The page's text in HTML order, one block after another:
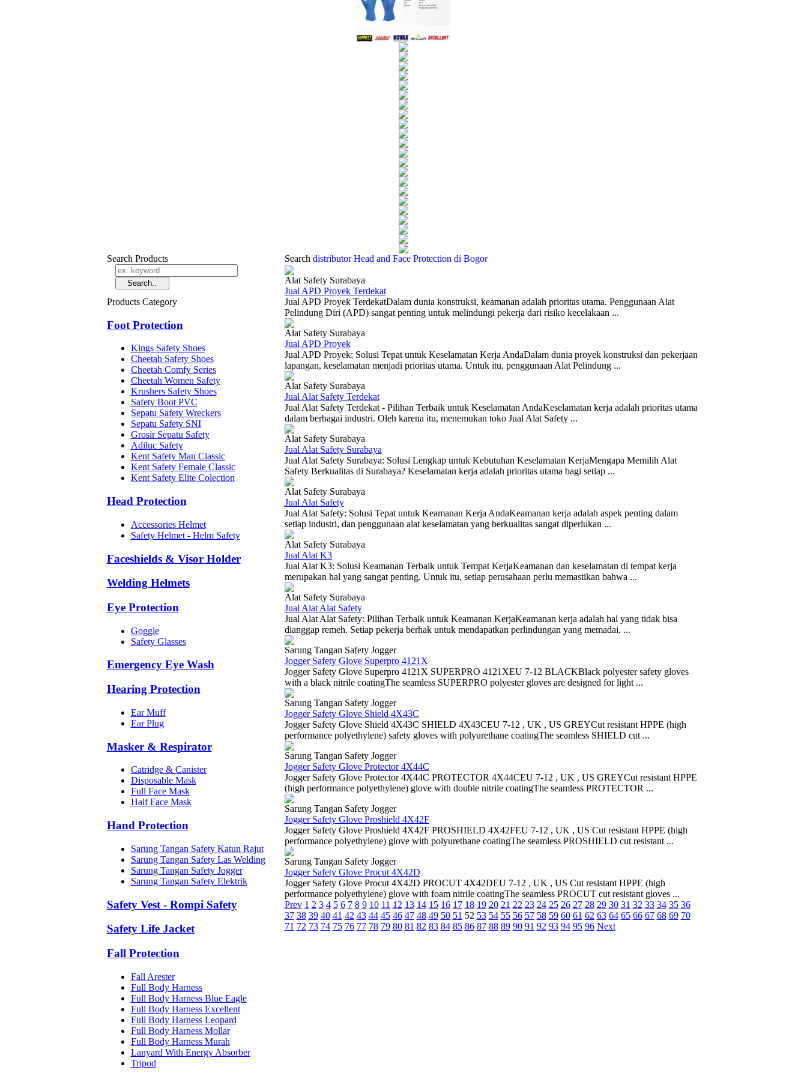
Search Products
Products Category
Foot Protection
Kings Safety Shoes
Cheetah Safety Shoes
Cheetah Comfy Series
Cheetah Women Safety
Krushers Safety Shoes
Safety Boot PVC
Sepatu Safety Wreckers
Sepatu Safety SNI
Grosir Sepatu Safety
Adiluc Safety
Kent Safety Man Classic
Kent Safety Female Classic
Kent Safety Elite Colection
Head Protection
Accessories Helmet
Safety Helmet - Helm Safety
Faceshields & Visor Holder
Welding Helmets
Eye Protection
Goggle
Safety Glasses
Emergency Eye Wash
Hearing Protection
Ear Muff
Ear Plug
Masker & Respirator
Catridge & Canister
Disposable Mask
Full Face Mask
Half Face Mask
Hand Protection
Sarung Tangan Safety Katun Rajut
Sarung Tangan Safety Las Welding
Sarung Tangan Safety Jogger
Sarung Tangan Safety Elektrik
Safety Vest - Rompi Safety
Safety Life Jacket
Fall Protection
Fall Arester
Full Body Harness
Full Body Harness Blue Eagle
Full Body Harness Excellent
Full Body Harness Leopard
Full Body Harness Mollar
Full Body Harness Murah
Lanyard With Energy Absorber
Tripod
Search distributor Head and Face Protection di Bogor
Alat Safety Surabaya
Jual APD Proyek Terdekat
Jual APD Proyek TerdekatDalam dunia konstruksi, keamanan adalah prioritas utama. Penggunaan Alat
Pelindung Diri (APD) sangat penting untuk melindungi pekerja dari risiko kecelakaan ...
Alat Safety Surabaya
Jual APD Proyek
Jual APD Proyek: Solusi Tepat untuk Keselamatan Kerja AndaDalam dunia proyek konstruksi dan pekerjaan
lapangan, keselamatan menjadi prioritas utama. Untuk itu, penggunaan Alat Pelindung ...
Alat Safety Surabaya
Jual Alat Safety Terdekat
Jual Alat Safety Terdekat - Pilihan Terbaik untuk Keselamatan AndaKeselamatan kerja adalah prioritas utama
dalam berbagai industri. Oleh karena itu, menemukan toko Jual Alat Safety ...
Alat Safety Surabaya
Jual Alat Safety Surabaya
Jual Alat Safety Surabaya: Solusi Lengkap untuk Kebutuhan Keselamatan KerjaMengapa Memilih Alat
Safety Berkualitas di Surabaya? Keselamatan kerja adalah prioritas utama bagi setiap ...
Alat Safety Surabaya
Jual Alat Safety
Jual Alat Safety: Solusi Tepat untuk Keamanan Kerja AndaKeamanan kerja adalah aspek penting dalam
setiap industri, dan penggunaan alat keselamatan yang berkualitas sangat diperlukan ...
Alat Safety Surabaya
Jual Alat K3
Jual Alat K3: Solusi Keamanan Terbaik untuk Tempat KerjaKeamanan dan keselamatan di tempat kerja
merupakan hal yang sangat penting. Untuk itu, setiap perusahaan perlu memastikan bahwa ...
Alat Safety Surabaya
Jual Alat Alat Safety
Jual Alat Alat Safety: Pilihan Terbaik untuk Keamanan KerjaKeamanan kerja adalah hal yang tidak bisa
dianggap remeh. Setiap pekerja berhak untuk mendapatkan perlindungan yang memadai, ...
Sarung Tangan Safety Jogger
Jogger Safety Glove Superpro 4121X
Jogger Safety Glove Superpro 4121X SUPERPRO 4121XEU 7-12 BLACKBlack polyester safety gloves
with a black nitrile coatingThe seamless SUPERPRO polyester gloves are designed for light ...
Sarung Tangan Safety Jogger
Jogger Safety Glove Shield 4X43C
Jogger Safety Glove Shield 4X43C SHIELD 4X43CEU 7-12 , UK , US GREYCut resistant HPPE (high
performance polyethylene) safety gloves with polyurethane coatingThe seamless SHIELD cut ...
Sarung Tangan Safety Jogger
Jogger Safety Glove Protector 4X44C
Jogger Safety Glove Protector 4X44C PROTECTOR 4X44CEU 7-12 , UK , US GREYCut resistant HPPE
(high performance polyethylene) glove with double nitrile coatingThe seamless PROTECTOR ...
Sarung Tangan Safety Jogger
Jogger Safety Glove Proshield 4X42F
Jogger Safety Glove Proshield 4X42F PROSHIELD 4X42FEU 7-12 , UK , US Cut resistant HPPE (high
performance polyethylene) glove with polyurethane coatingThe seamless PROSHIELD cut resistant ...
Sarung Tangan Safety Jogger
Jogger Safety Glove Procut 4X42D
Jogger Safety Glove Procut 4X42D PROCUT 4X42DEU 7-12 , UK , US Cut resistant HPPE (high
performance polyethylene) glove with foam nitrile coatingThe seamless PROCUT cut resistant gloves ...
Prev 1 2 3 4 5 6 7 8 9 10 11 12 13 14 15 16 17 18 19 20 21 22 23 24 25 26 27 28 29 30 31 32 33 34 35 36
37 38 39 40 41 42 43 44 45 46 47 48 49 50 51 52 53 54 55 56 57 58 59 60 61 62 63 64 65 66 67 68 69 70
71 72 73 74 75 76 77 78 79 80 81 82 83 84 85 86 87 88 89 90 91 92 93 94 95 96 Next